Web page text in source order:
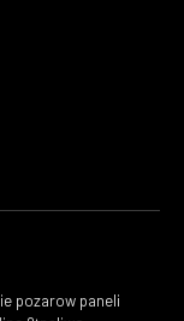
pozarow paneli